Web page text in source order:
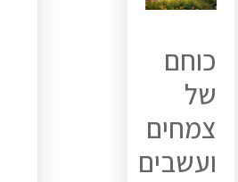
כוחם
של
צמחים
ועשבים